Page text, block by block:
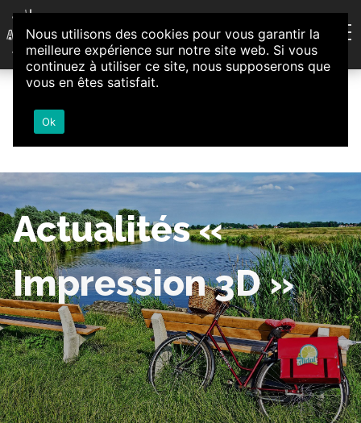
Aller au contenu
Association d'Animation et d'Initiatives Citoyennes
Loire-Authion
Actualités «
Impression 3D »
Nous utilisons des cookies pour vous garantir la
meilleure expérience sur notre site web. Si vous
continuez à utiliser ce site, nous supposerons que
vous en êtes satisfait.
Ok